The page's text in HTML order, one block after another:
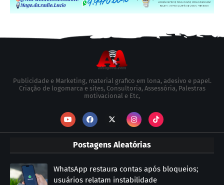
Publicidade e Marketing, material grafico em lona, adesivo e papel.
Criação de logomarca e sites, Consultoria, Assessória, Palestras
motivacional e Etc,
Postagens Aleatórias
WhatsApp restaura contas após bloqueios;
usuários relatam instabilidade